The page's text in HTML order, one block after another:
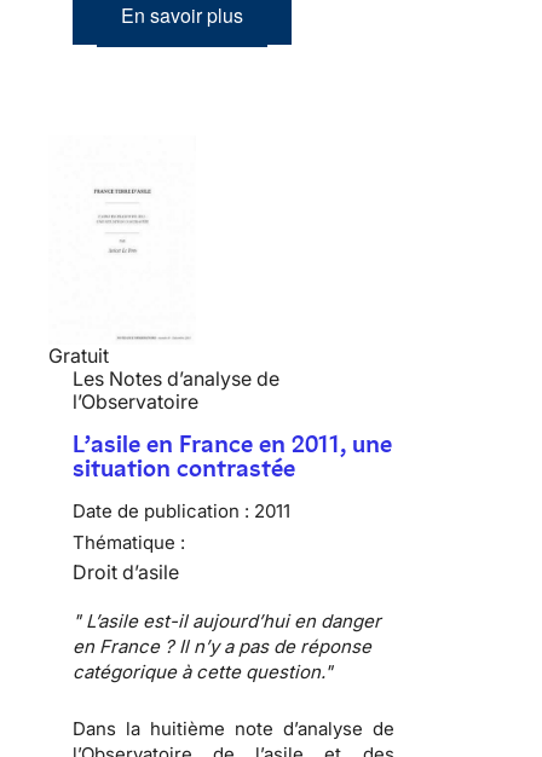
En savoir plus
Gratuit
Les Notes d’analyse de
l’Observatoire
L’asile en France en 2011, une
situation contrastée
Date de publication : 2011
Thématique :
Droit d’asile
" L’asile est-il aujourd’hui en danger
en France ? Il n’y a pas de réponse
catégorique à cette question."
Dans la huitième note d’analyse de